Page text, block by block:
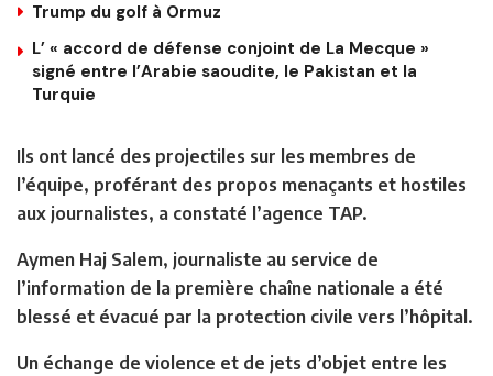
Trump du golf à Ormuz
L’ « accord de défense conjoint de La Mecque »
signé entre l’Arabie saoudite, le Pakistan et la
Turquie
Ils ont lancé des projectiles sur les membres de
l’équipe, proférant des propos menaçants et hostiles
aux journalistes, a constaté l’agence TAP.
Aymen Haj Salem, journaliste au service de
l’information de la première chaîne nationale a été
blessé et évacué par la protection civile vers l’hôpital.
Un échange de violence et de jets d’objet entre les